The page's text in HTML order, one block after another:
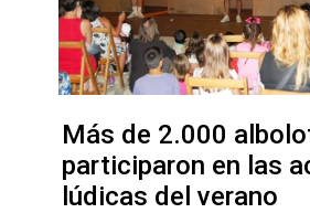
Más de 2.000
participaron en las
lúdicas del verano